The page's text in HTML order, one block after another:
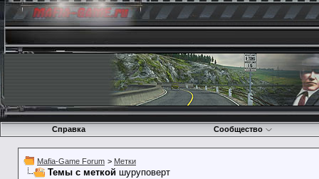
Справка Сообщество
Mafia-Game Forum > Метки
Темы с меткой шуруповерт